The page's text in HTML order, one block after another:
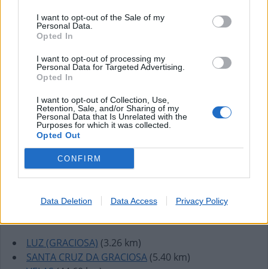
I want to opt-out of the Sale of my
Personal Data.
Opted In
I want to opt-out of processing my
Personal Data for Targeted Advertising.
Opted In
I want to opt-out of Collection, Use,
Retention, Sale, and/or Sharing of my
Personal Data that Is Unrelated with the
Purposes for which it was collected.
Opted Out
CONFIRM
Data Deletion Data Access Privacy Policy
Lojas mais próximas
LUZ (GRACIOSA) (3.26 km)
SANTA CRUZ DA GRACIOSA (5.40 km)